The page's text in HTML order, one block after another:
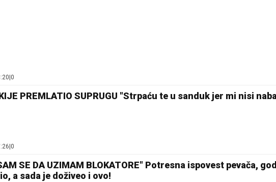
0
PREMLATIO SUPRUGU "Strpaću te u sanduk jer mi nisi
0
SE DA UZIMAM BLOKATORE" Potresna ispovest pevača,
a sada je doživeo i ovo!